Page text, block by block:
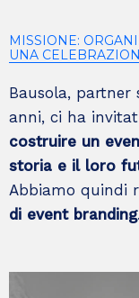
MISSIONE:
UNA
Bausola,
anni, ci ha
costruire un
storia e il loro
Abbiamo quindi
di event branding.